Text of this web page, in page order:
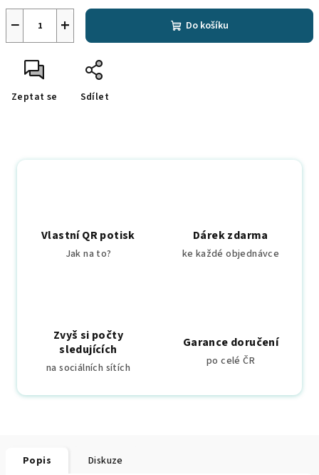
+
− Do košíku
Zeptat se Sdílet
Vlastní QR potisk
Jak na to?
Dárek zdarma
ke každé objednávce
Zvyš si počty
sledujících
na sociálních sítích
Garance doručení
po celé ČR
Popis Diskuze